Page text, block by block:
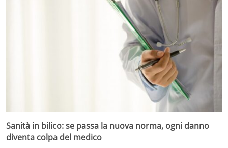
Sanità in bilico: se passa la nuova norma, ogni danno
diventa colpa del medico